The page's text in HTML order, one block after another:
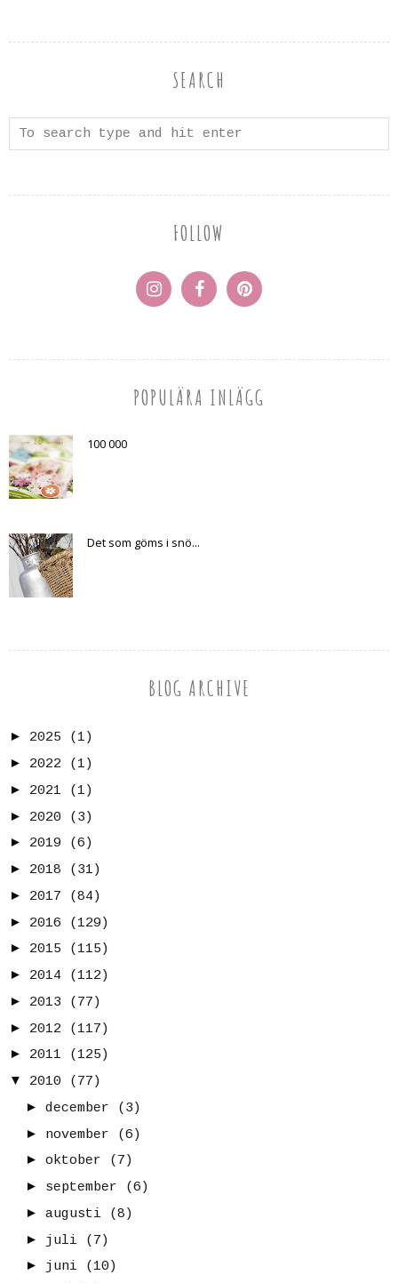
SEARCH
FOLLOW
POPULÄRA INLÄGG
100 000
Det som göms i snö...
BLOG ARCHIVE
► 2025
(1)
► 2022
(1)
► 2021
(1)
► 2020
(3)
► 2019
(6)
► 2018
(31)
► 2017
(84)
► 2016
(129)
► 2015
(115)
► 2014
(112)
► 2013
(77)
► 2012
(117)
► 2011
(125)
▼
2010
(77)
► december
(3)
► november
(6)
► oktober
(7)
► september
(6)
► augusti
(8)
► juli
(7)
► juni
(10)